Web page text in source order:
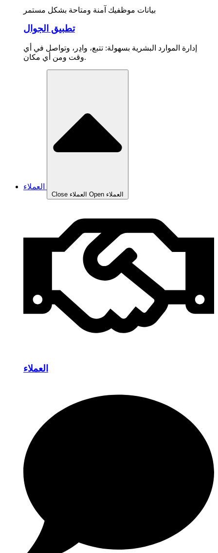
بيانات موظفيك آمنة ومتاحة بشكل مستمر
تطبيق الجوال
إدارة الموارد البشرية بسهولة: تتبع، وادِر، وتواصل في أي
وقت ومن أي مكان.
Close العملاء Open العملاء
العملاء